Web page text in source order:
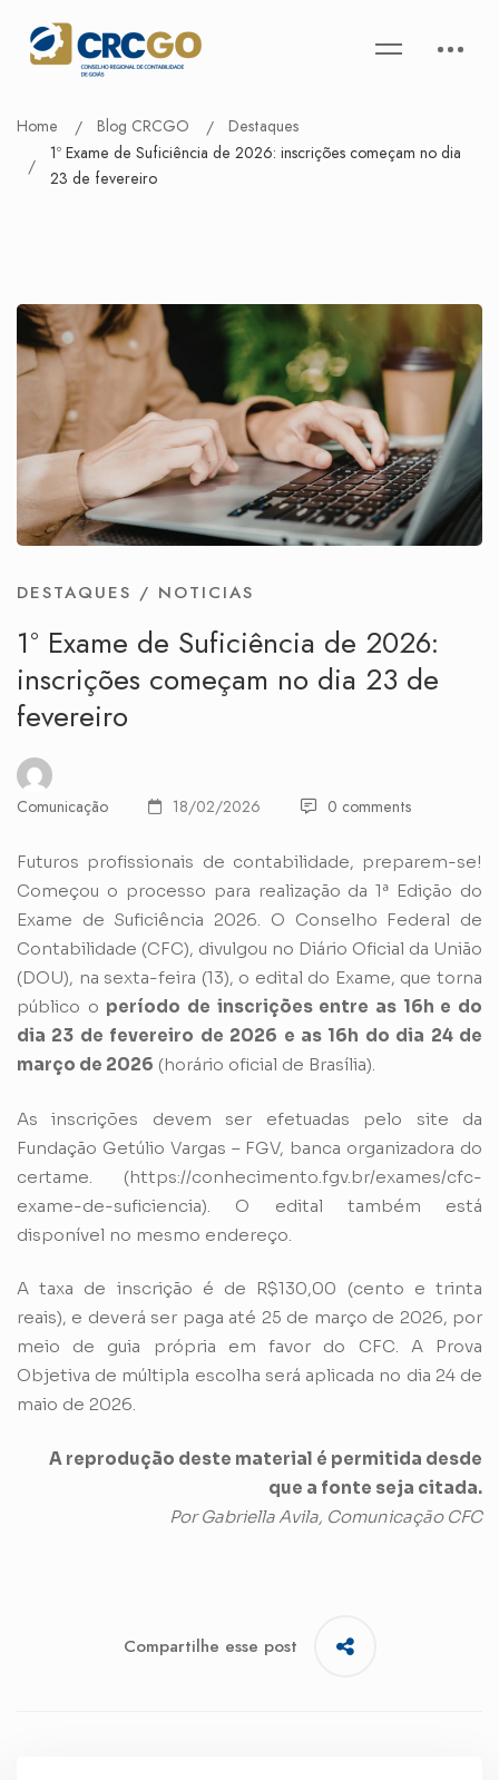
Home Blog CRCGO
Destaques
1º Exame de Suficiência de 2026: inscrições começam no dia
23 de fevereiro
DESTAQUES / NOTICIAS
1º Exame de Suficiência de 2026:
inscrições começam no dia 23 de
fevereiro
Comunicação 18/02/2026 0 comments
Futuros profissionais de contabilidade, preparem-se!
Começou o processo para realização da 1ª Edição do
Exame de Suficiência 2026. O Conselho Federal de
Contabilidade (CFC), divulgou no Diário Oficial da União
(DOU), na sexta-feira (13), o edital do Exame, que torna
público o período de inscrições entre as 16h e do
dia 23 de fevereiro de 2026 e as 16h do dia 24 de
março de 2026 (horário oficial de Brasília).
As inscrições devem ser efetuadas pelo site da
Fundação Getúlio Vargas – FGV, banca organizadora do
certame. (https://conhecimento.fgv.br/exames/cfc-
exame-de-suficiencia). O edital também está
disponível no mesmo endereço.
A taxa de inscrição é de R$130,00 (cento e trinta
reais), e deverá ser paga até 25 de março de 2026, por
meio de guia própria em favor do CFC. A Prova
Objetiva de múltipla escolha será aplicada no dia 24 de
maio de 2026.
A reprodução deste material é permitida desde
que a fonte seja citada.
Por Gabriella Avila, Comunicação CFC
Compartilhe esse post